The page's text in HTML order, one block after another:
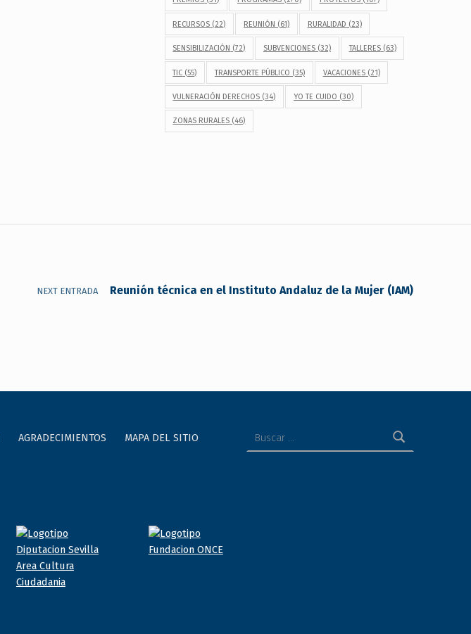
RECURSOS (22) REUNIÓN (61) RURALIDAD (23)
SENSIBILIZACIÓN (72) SUBVENCIONES(32) TALLERES(63)
TIC (55) TRANSPORTE PÚBLICO (35) VACACIONES(21)
VULNERACIÓN DERECHOS (34) YO TE CUIDO (30)
ZONAS RURALES (46)
NEXT ENTRADA Reunión técnica en el Instituto Andaluz de la Mujer (IAM)
AGRADECIMIENTOS MAPA DEL SITIO